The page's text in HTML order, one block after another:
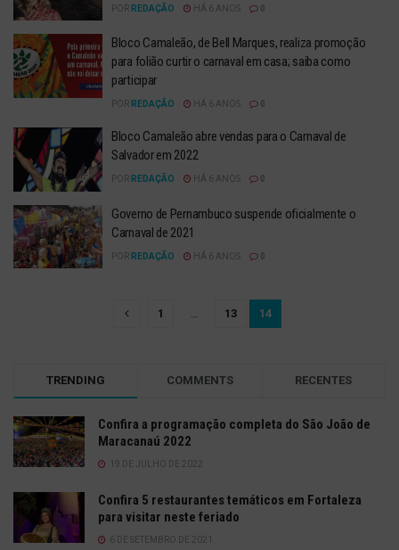
POR REDAÇÃO HÁ 6 ANOS
Bloco Camaleão, de Bell Marques, realiza promoção
para folião curtir o carnaval em casa; saiba como
participar
POR REDAÇÃO HÁ 6 ANOS
Bloco Camaleão abre vendas para o Carnaval de
Salvador em 2022
POR REDAÇÃO HÁ 6 ANOS
Governo de Pernambuco suspende oficialmente o
Carnaval de 2021
POR REDAÇÃO HÁ 6 ANOS
1 … 13 14
TRENDING COMMENTS RECENTES
Confira a programação completa do São João de
Maracanaú 2022
19 DE JULHO DE 2022
Confira 5 restaurantes temáticos em Fortaleza
para visitar neste feriado
6 DE SETEMBRO DE 2021